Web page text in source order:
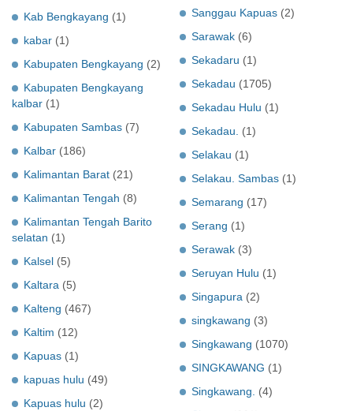
Kab Bengkayang (1)
kabar (1)
Kabupaten Bengkayang (2)
Kabupaten Bengkayang
kalbar (1)
Kabupaten Sambas (7)
Kalbar (186)
Kalimantan Barat (21)
Kalimantan Tengah (8)
Kalimantan Tengah Barito
selatan (1)
Kalsel (5)
Kaltara (5)
Kalteng (467)
Kaltim (12)
Kapuas (1)
kapuas hulu (49)
Kapuas hulu (2)
Sanggau Kapuas (2)
Sarawak (6)
Sekadaru (1)
Sekadau (1705)
Sekadau Hulu (1)
Sekadau.
(1)
Selakau (1)
Selakau. Sambas (1)
Semarang (17)
Serang (1)
Serawak (3)
Seruyan Hulu (1)
Singapura (2)
singkawang (3)
Singkawang (1070)
SINGKAWANG (1)
Singkawang.
(4)